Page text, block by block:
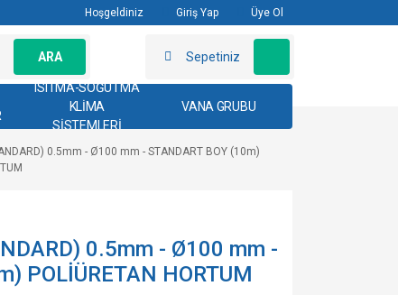
Hoşgeldiniz Giriş Yap Üye Ol
ARA Sepetiniz
ISITMA-SOĞUTMA
KLİMA
SİSTEMLERİ
VANA GRUBU
0.5mm - Ø100 mm - STANDART BOY (10m)
0.5mm - Ø100 mm -
POLİÜRETAN HORTUM